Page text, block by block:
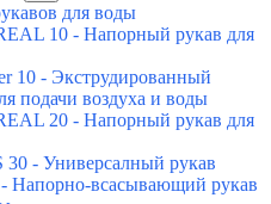
для воды
10 - Напорный рукав для
10 - Экструдированный
подачи воздуха и воды
20 - Напорный рукав для
30 - Универсалный рукав
Напорно-всасывающий рукав